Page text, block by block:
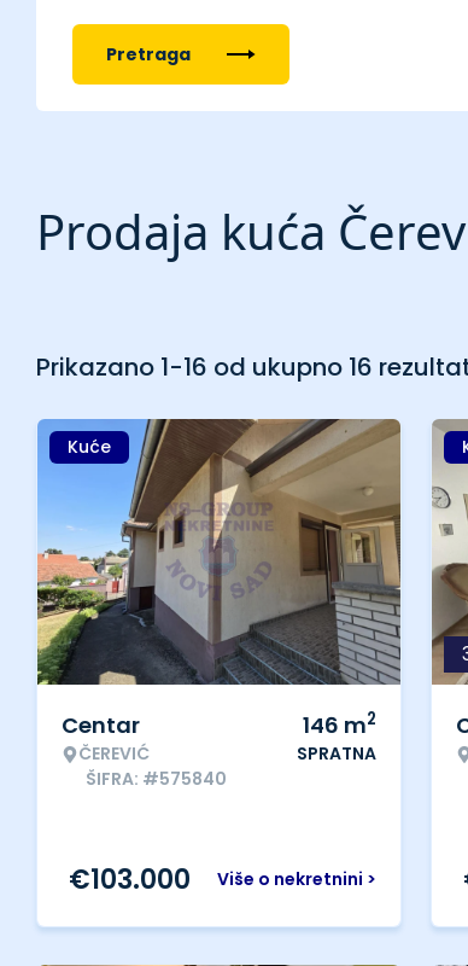
Pretraga
Prodaja kuća
Prikazano 1-16 od ukupno 16
Kuće
Centar
ČEREVIĆ
ŠIFRA: #575840
146 m2
SPRATNA
Više o nekretnini >
€103.000